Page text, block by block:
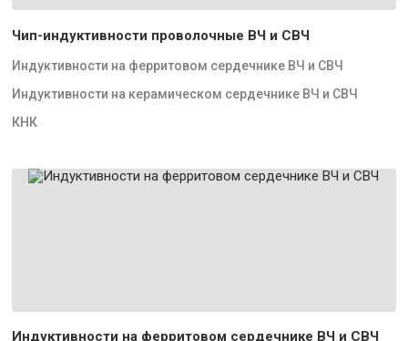
Чип-индуктивности проволочные ВЧ и СВЧ
Индуктивности на ферритовом сердечнике ВЧ и СВЧ
Индуктивности на керамическом сердечнике ВЧ и СВЧ
КНК
Индуктивности на ферритовом сердечнике ВЧ и СВЧ